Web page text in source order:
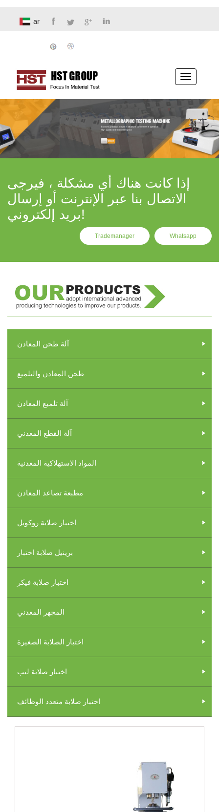
ar
تبديل
الملاحة
إذا كانت هناك أي مشكلة ، فيرجى
الاتصال بنا عبر الإنترنت أو إرسال
بريد إلكتروني!
Whatsapp
Trademanager
آلة طحن المعادن
طحن المعادن والتلميع
آلة تلميع المعادن
آلة القطع المعدني
المواد الاستهلاكية المعدنية
مطبعة تصاعد المعادن
اختبار صلابة روكويل
برينيل صلابة اختبار
اختبار صلابة فيكر
المجهر المعدني
اختبار الصلابة الصغيرة
اختبار صلابة ليب
اختبار صلابة متعدد الوظائف